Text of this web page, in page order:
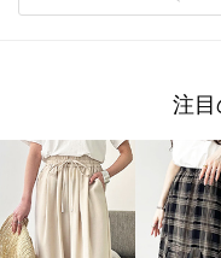
注目